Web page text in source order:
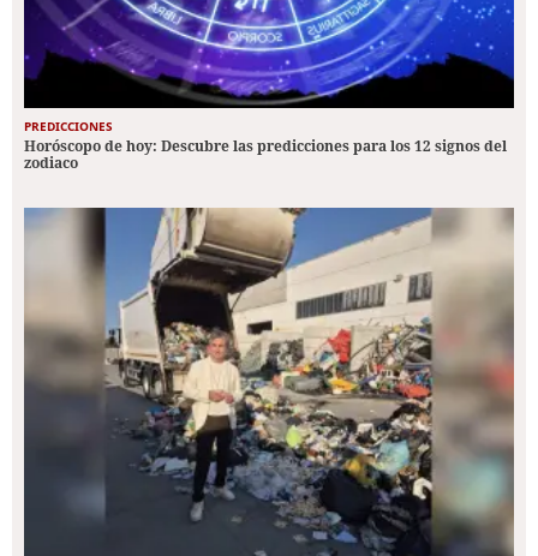
PREDICCIONES
Horóscopo de hoy: Descubre las predicciones para los 12 signos del
zodiaco